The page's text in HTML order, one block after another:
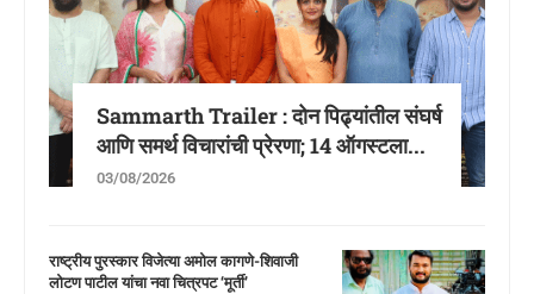
Sammarth Trailer : दोन पिढ्यांतील संघर्ष
आणि समर्थ विचारांची प्रेरणा; 14 ऑगस्टला...
03/08/2026
राष्ट्रीय पुरस्कार विजेत्या अमोल कागणे-शिवाजी
लोटण पाटील यांचा नवा चित्रपट ‘मूर्ती’